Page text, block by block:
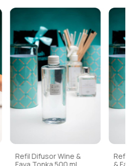
Refil Difusor Wine &
Fava Tonka 500 ml
Refil
&